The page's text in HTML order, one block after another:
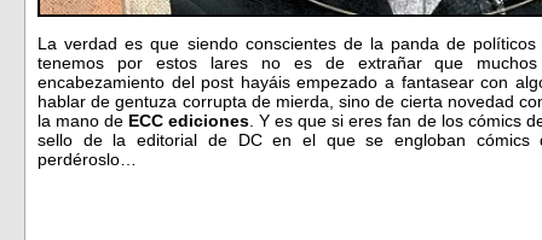
La verdad es que siendo conscientes de la panda de
tenemos por estos lares no es de extrañar que
encabezamiento del post hayáis empezado a fantasear con
hablar de gentuza corrupta de mierda, sino de cierta novedad
la mano de ECC ediciones . Y es que si eres fan de los cómics
sello de la editorial de DC en el que se engloban cómics
perdéroslo…